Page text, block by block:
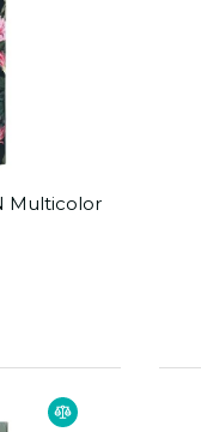
Multicolor